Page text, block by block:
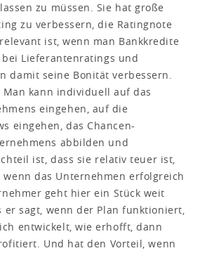
zu müssen. Sie hat große
zu verbessern, die Ratingnote
ist, wenn man Bankkredite
Lieferantenratings und
damit seine Bonität verbessern.
kann individuell auf das
eingehen, auf die
eingehen, das Chancen-
abbilden und
ist, dass sie relativ teuer ist,
das Unternehmen erfolgreich
geht hier ein Stück weit
er sagt, wenn der Plan funktioniert,
entwickelt, wie erhofft, dann
Und hat den Vorteil, wenn